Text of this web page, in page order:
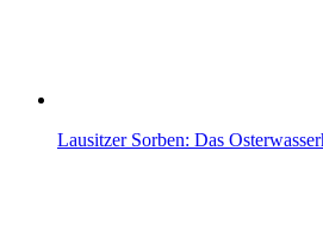
Lausitzer Sorben: Das